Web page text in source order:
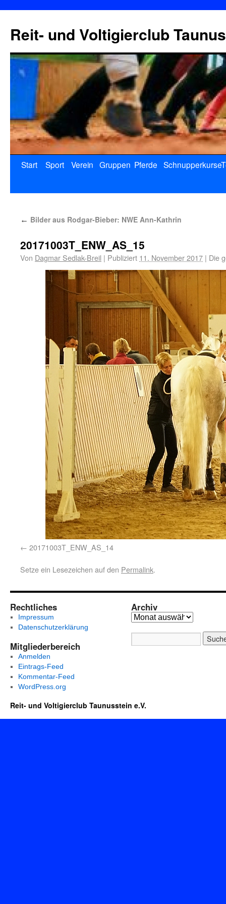
Reit- und Voltigierclub
Start Sport Verein Gruppen Pferde Schnupperkurse
← Bilder aus Rodgar-Bieber: NWE Ann-Kathrin
20171003T_ENW_AS_15
Von Dagmar Sedlak-Breil | Publiziert 11. November 2017 | Die
20171003T_ENW_AS_14
Setze ein Lesezeichen auf den Permalink.
Rechtliches
Impressum
Datenschutzerklärung
Mitgliederbereich
Anmelden
Eintrags-Feed
Kommentar-Feed
WordPress.org
Archiv
Reit- und Voltigierclub Taunusstein e.V.